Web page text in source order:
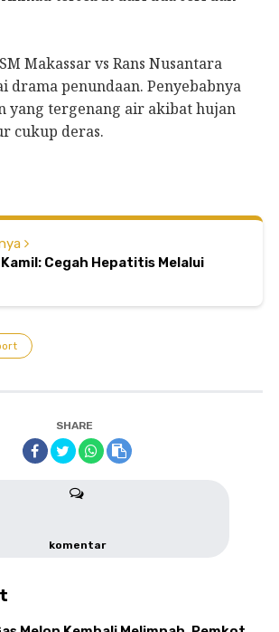
Makassar vs Rans Nusantara
drama penundaan. Penyebabnya
yang tergenang air akibat hujan
cukup deras.
Cegah Hepatitis Melalui
SHARE
komentar